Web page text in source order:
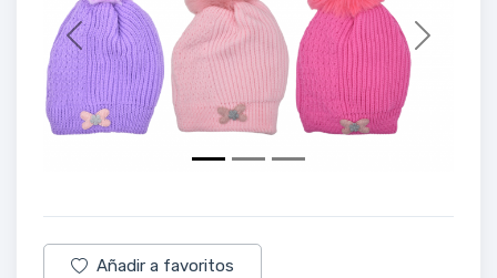
Previous Next
Añadir a favoritos